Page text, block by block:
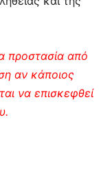
προστασία από
αν κάποιος
να επισκεφθεί